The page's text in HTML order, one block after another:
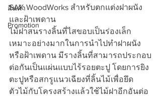
สินค้า
Promotion
SAK WoodWorks สำหรับตกแต่งฝาผนัง
และฝ้าเพดาน
ไม้ฝาสนรางลิ้นที่ไสขอบเป็นร่องเล็ก
เหมาะอย่างมากในการนำไปทำฝาผนัง
หรือฝ้าเพดาน มีรางลิ้นที่สามารถประกอบ
ต่อกันเป็นแผ่นแบบไร้รอยตะปู โดยการยิง
ตะปูหรือสกรูแนวเฉียงที่ลิ้นไม้เพื่อยึด
ตัวไม้กับโครงสร้างแล้วใช้ไม้ฝาอีกอันต่อ